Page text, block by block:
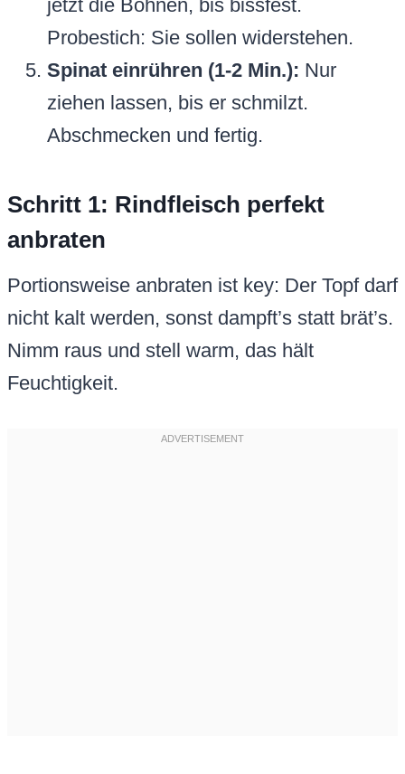
jetzt die Bohnen, bis bissfest.
Probestich: Sie sollen widerstehen.
Spinat einrühren (1-2 Min.): Nur
ziehen lassen, bis er schmilzt.
Abschmecken und fertig.
Schritt 1: Rindfleisch perfekt
anbraten
Portionsweise anbraten ist key: Der Topf darf
nicht kalt werden, sonst dampft’s statt brät’s.
Nimm raus und stell warm, das hält
Feuchtigkeit.